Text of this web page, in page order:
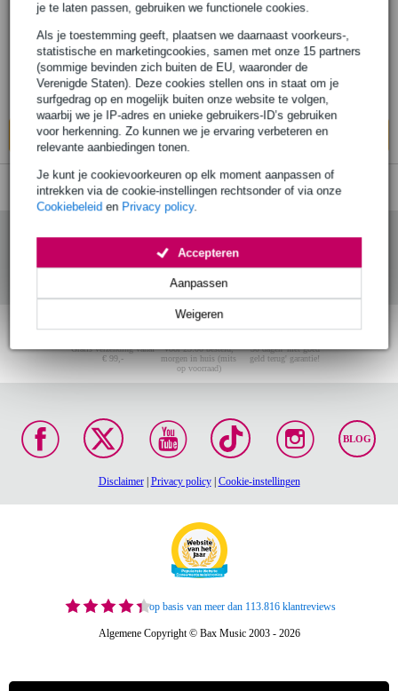
je te laten passen, gebruiken we functionele cookies.
Als je toestemming geeft, plaatsen we daarnaast voorkeurs-,
statistische en marketingcookies, samen met onze 15 partners
(sommige bevinden zich buiten de EU, waaronder de
Verenigde Staten). Deze cookies stellen ons in staat om je
surfgedrag op en mogelijk buiten onze website te volgen,
waarbij we je IP-adres en unieke gebruikers-ID’s gebruiken
voor herkenning. Zo kunnen we je ervaring verbeteren en
relevante aanbiedingen tonen.
Je kunt je cookievoorkeuren op elk moment aanpassen of
intrekken via de cookie-instellingen rechtsonder of via onze
Cookiebeleid en Privacy policy.
Weigeren
Aanpassen
Accepteren
Mel Bay - First lessons Djembe
Adviesprijs € 45,- € 21,90
Levertijd onbekend
In mijn winkelwagen
Gratis verzending vanaf
€ 99,-
Voor 23:00 besteld,
morgen in huis (mits
op voorraad)
30 dagen 'niet goed
geld terug' garantie!
BLOG
Disclaimer| Privacy policy| Cookie-instellingen
op basis van meer dan 113.816 klantreviews
Algemene Copyright © Bax Music 2003 - 2026